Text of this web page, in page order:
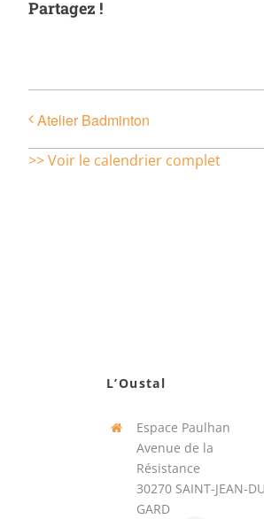
Partagez !
Atelier Badminton
>> Voir le calendrier complet
L’Oustal
Espace Paulhan
Avenue de la
Résistance
30270 SAINT-JEAN-
GARD